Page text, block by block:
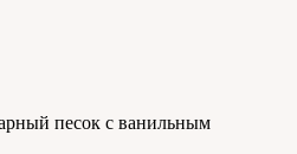
песок с ванильным